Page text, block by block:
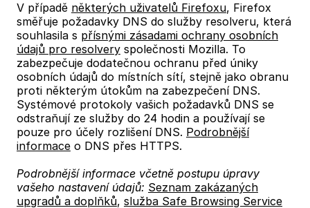
V případě některých uživatelů Firefoxu, Firefox
směřuje požadavky DNS do služby resolveru, která
souhlasila s přísnými zásadami ochrany osobních
údajů pro resolvery společnosti Mozilla. To
zabezpečuje dodatečnou ochranu před úniky
osobních údajů do místních sítí, stejně jako obranu
proti některým útokům na zabezpečení DNS.
Systémové protokoly vašich požadavků DNS se
odstraňují ze služby do 24 hodin a používají se
pouze pro účely rozlišení DNS. Podrobnější
informace o DNS přes HTTPS.
Podrobnější informace včetně postupu úpravy
vašeho nastavení údajů: Seznam zakázaných
upgradů a doplňků, služba Safe Browsing Service